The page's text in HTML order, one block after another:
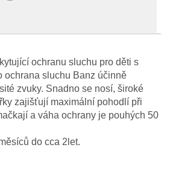
ochranu sluchu pro děti s
ochrana sluchu Banz účinně
zvuky. Snadno se nosí, široké
zajišťují maximální pohodlí při
a váha ochrany je pouhých 50
do cca 2let.